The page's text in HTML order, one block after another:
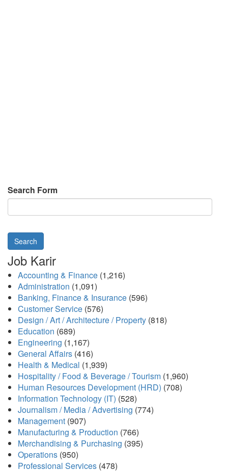
Search Form
Search
Job Karir
Accounting & Finance (1,216)
Administration (1,091)
Banking, Finance & Insurance (596)
Customer Service (576)
Design / Art / Architecture / Property (818)
Education (689)
Engineering (1,167)
General Affairs (416)
Health & Medical (1,939)
Hospitality / Food & Beverage / Tourism (1,960)
Human Resources Development (HRD) (708)
Information Technology (IT) (528)
Journalism / Media / Advertising (774)
Management (907)
Manufacturing & Production (766)
Merchandising & Purchasing (395)
Operations (950)
Professional Services (478)